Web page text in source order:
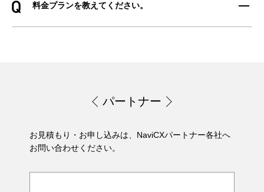
料金プランを教えてください。
パートナー
お見積もり・お申し込みは、NaviCXパートナー各社へ
お問い合わせください。